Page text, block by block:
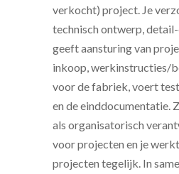
verkocht) project. Je
technisch ontwerp,
geeft aansturing van
inkoop, werkinstructies/
voor de fabriek, voert
en de einddocumentatie.
als organisatorisch
voor projecten en je
projecten tegelijk. In